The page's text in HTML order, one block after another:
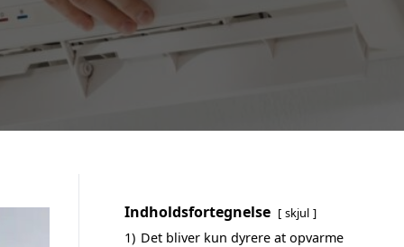
Indholdsfortegnelse skjul
1) Det bliver kun dyrere at opvarme